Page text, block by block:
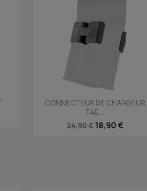
Aperçu rapide
CONNECTEUR DE CHARGEUR
T4E...
24,90 € 18,90 €